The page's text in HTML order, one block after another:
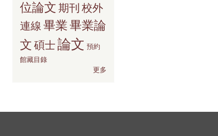
位論文 期刊 校外
連線 畢業畢業論
文 碩士論文 預約
館藏目錄
更多